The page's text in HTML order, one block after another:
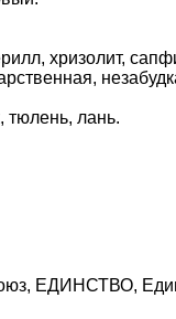
хризолит,
тюлень, лань.
ЕДИНСТВО,